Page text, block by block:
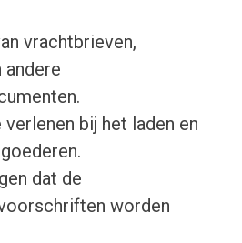
vrachtbrieven,
andere
bij het laden en
dat de
worden